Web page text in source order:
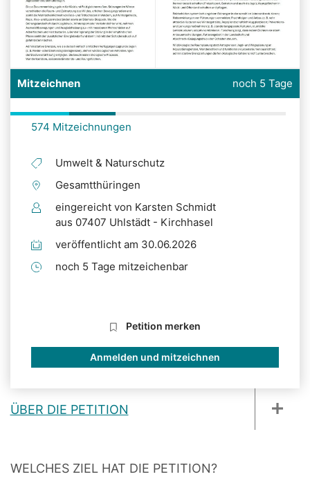
Mitzeichnen noch 5 Tage
574 Mitzeichnungen
Umwelt & Naturschutz
Gesamtthüringen
eingereicht von Karsten Schmidt
aus 07407 Uhlstädt - Kirchhasel
veröffentlicht am 30.06.2026
noch 5 Tage mitzeichenbar
Petition merken
Anmelden und mitzeichnen
ÜBER DIE PETITION
WELCHES ZIEL HAT DIE PETITION?